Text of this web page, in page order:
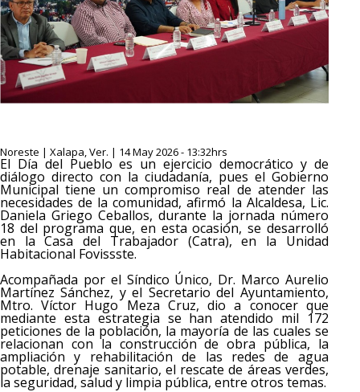
Noreste | Xalapa, Ver. | 14 May 2026 - 13:32hrs
El Día del Pueblo es un ejercicio democrático y de
diálogo directo con la ciudadanía, pues el Gobierno
Municipal tiene un compromiso real de atender las
necesidades de la comunidad, afirmó la Alcaldesa, Lic.
Daniela Griego Ceballos, durante la jornada número
18 del programa que, en esta ocasión, se desarrolló
en la Casa del Trabajador (Catra), en la Unidad
Habitacional Fovissste.
Acompañada por el Síndico Único, Dr. Marco Aurelio
Martínez Sánchez, y el Secretario del Ayuntamiento,
Mtro. Víctor Hugo Meza Cruz, dio a conocer que
mediante esta estrategia se han atendido mil 172
peticiones de la población, la mayoría de las cuales se
relacionan con la construcción de obra pública, la
ampliación y rehabilitación de las redes de agua
potable, drenaje sanitario, el rescate de áreas verdes,
la seguridad, salud y limpia pública, entre otros temas.